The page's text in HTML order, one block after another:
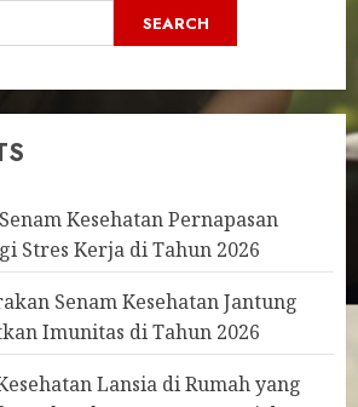
SEARCH
Kesehatan Pernapasan
Stres Kerja di Tahun 2026
Senam Kesehatan Jantung
Imunitas di Tahun 2026
Lansia di Rumah yang